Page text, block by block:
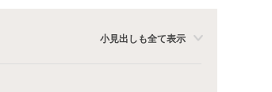
小見出しも全て表示